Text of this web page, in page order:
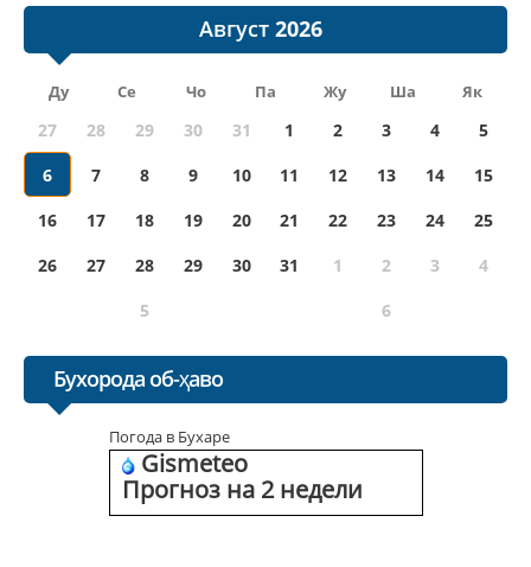
Август
Ду Се Чо Па Жу Ша Як
27 28 29 30 31 1 2 3 4
5
6
7 8 9 10 11 12 13 14
15
16
17 18 19 20 21 22 23 24
25
26
27 28 29 30 31 1 2 3
4
5
6
Бухорода об-ҳаво
Погода в Бухаре
Gismeteo
Прогноз на 2 недели